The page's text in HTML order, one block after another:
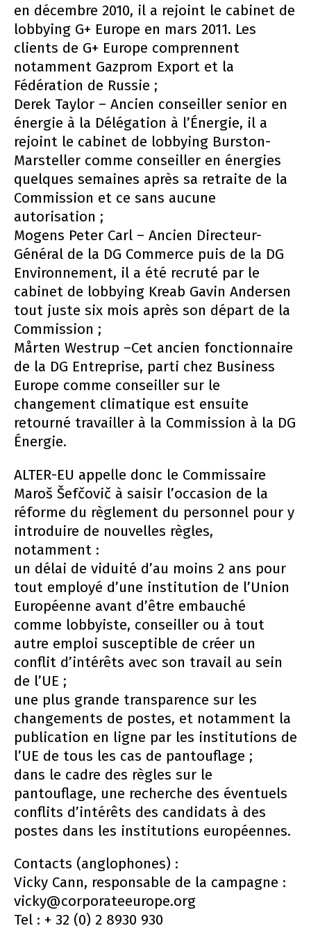
en décembre 2010, il a rejoint le cabinet de
lobbying G+ Europe en mars 2011. Les
clients de G+ Europe comprennent
notamment Gazprom Export et la
Fédération de Russie ;
Derek Taylor – Ancien conseiller senior en
énergie à la Délégation à l’Énergie, il a
rejoint le cabinet de lobbying Burston-
Marsteller comme conseiller en énergies
quelques semaines après sa retraite de la
Commission et ce sans aucune
autorisation ;
Mogens Peter Carl – Ancien Directeur-
Général de la DG Commerce puis de la DG
Environnement, il a été recruté par le
cabinet de lobbying Kreab Gavin Andersen
tout juste six mois après son départ de la
Commission ;
Mårten Westrup –Cet ancien fonctionnaire
de la DG Entreprise, parti chez Business
Europe comme conseiller sur le
changement climatique est ensuite
retourné travailler à la Commission à la DG
Énergie.
ALTER-EU appelle donc le Commissaire
Maroš Šefčovič à saisir l’occasion de la
réforme du règlement du personnel pour y
introduire de nouvelles règles,
notamment :
un délai de viduité d’au moins 2 ans pour
tout employé d’une institution de l’Union
Européenne avant d’être embauché
comme lobbyiste, conseiller ou à tout
autre emploi susceptible de créer un
conflit d’intérêts avec son travail au sein
de l’UE ;
une plus grande transparence sur les
changements de postes, et notamment la
publication en ligne par les institutions de
l’UE de tous les cas de pantouflage ;
dans le cadre des règles sur le
pantouflage, une recherche des éventuels
conflits d’intérêts des candidats à des
postes dans les institutions européennes.
Contacts (anglophones) :
Vicky Cann, responsable de la campagne :
vicky@corporateeurope.org
Tel : + 32 (0) 2 8930 930